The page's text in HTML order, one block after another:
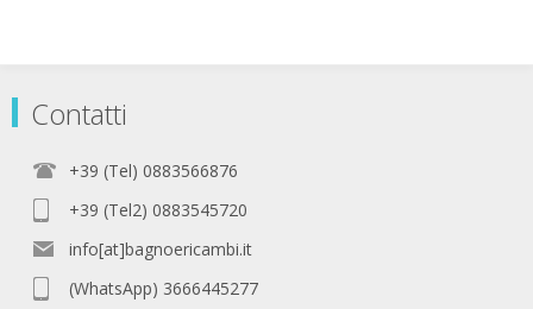
Contatti
+39 (Tel) 0883566876
+39 (Tel2) 0883545720
info[at]bagnoericambi.it
(WhatsApp) 3666445277